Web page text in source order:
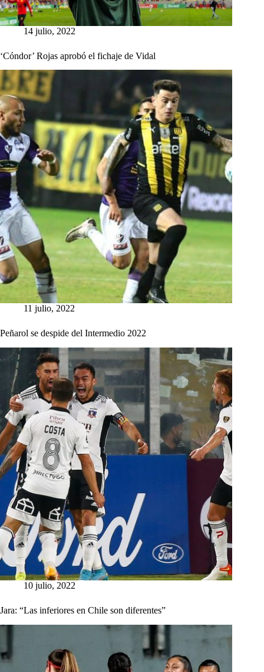
14 julio, 2022
‘Cóndor’ Rojas aprobó el fichaje de Vidal
11 julio, 2022
Peñarol se despide del Intermedio 2022
10 julio, 2022
Jara: “Las inferiores en Chile son diferentes”